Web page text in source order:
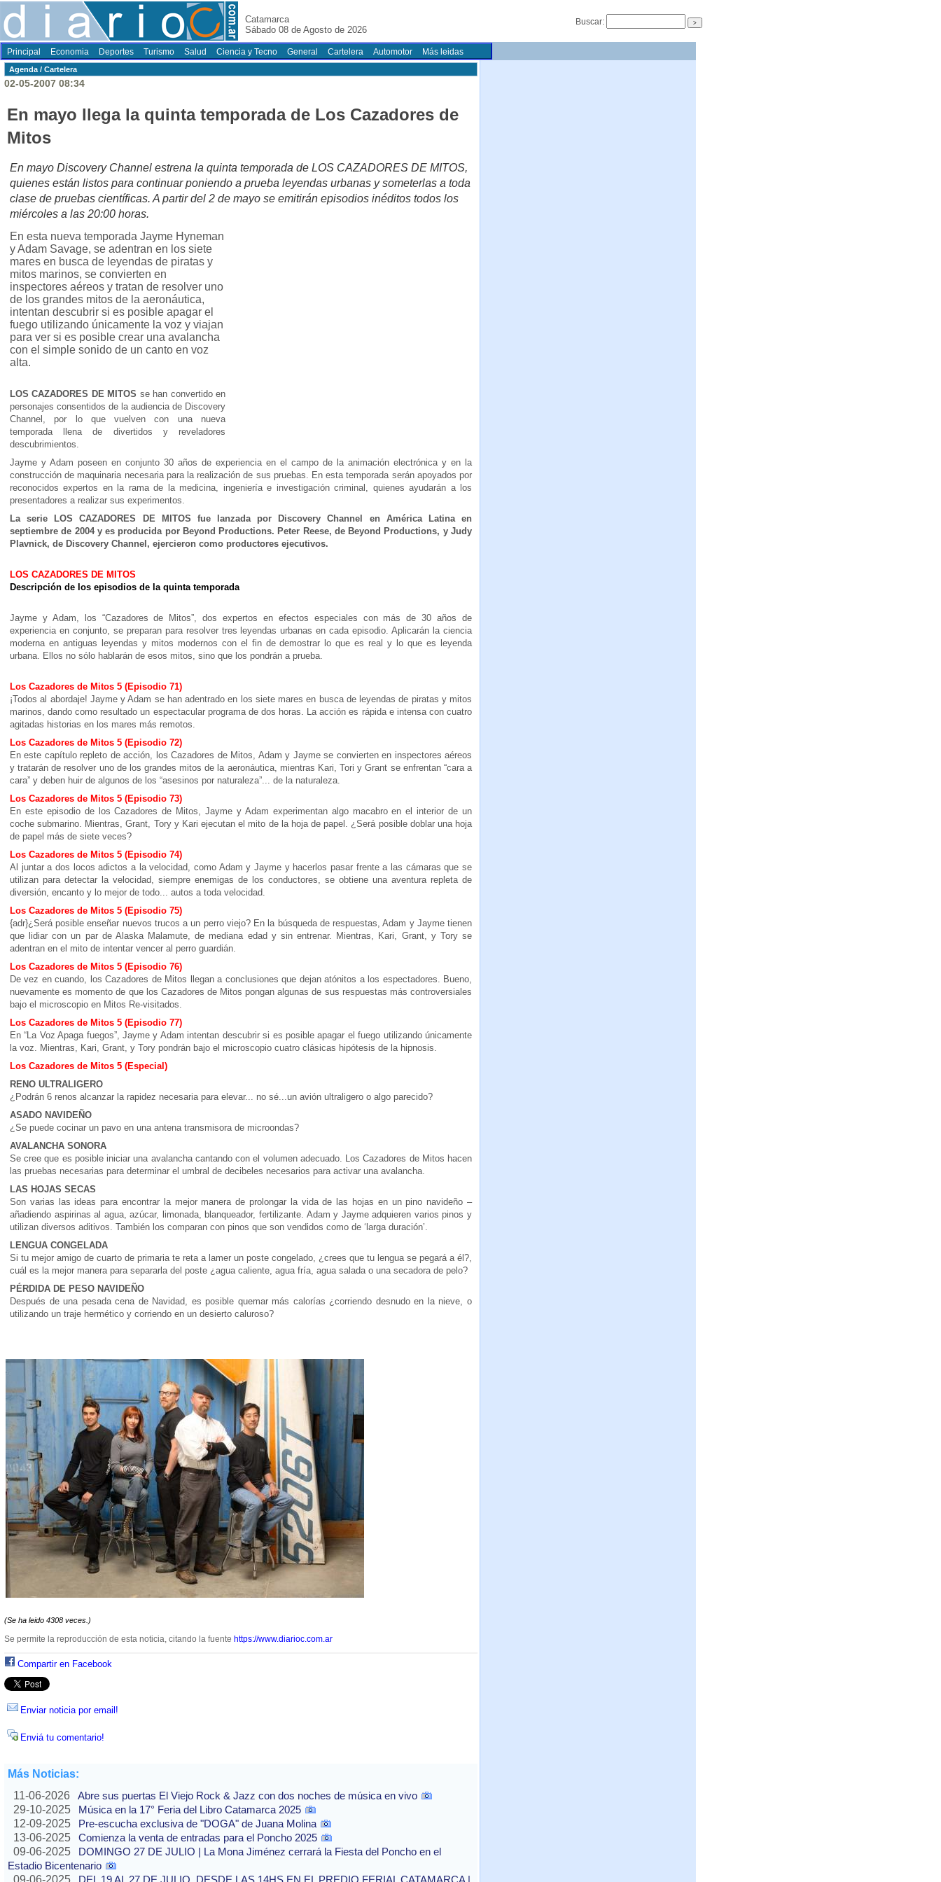
Catamarca
Sábado 08 de Agosto de 2026
Buscar:
Principal Economia Deportes Turismo Salud Ciencia y Tecno General Cartelera Automotor Más leidas
Agenda / Cartelera
02-05-2007 08:34
En mayo llega la quinta temporada de Los Cazadores de
Mitos
En mayo Discovery Channel estrena la quinta temporada de LOS CAZADORES DE MITOS,
quienes están listos para continuar poniendo a prueba leyendas urbanas y someterlas a toda
clase de pruebas científicas. A partir del 2 de mayo se emitirán episodios inéditos todos los
miércoles a las 20:00 horas.
En esta nueva temporada Jayme Hyneman
y Adam Savage, se adentran en los siete
mares en busca de leyendas de piratas y
mitos marinos, se convierten en
inspectores aéreos y tratan de resolver uno
de los grandes mitos de la aeronáutica,
intentan descubrir si es posible apagar el
fuego utilizando únicamente la voz y viajan
para ver si es posible crear una avalancha
con el simple sonido de un canto en voz
alta.
LOS CAZADORES DE MITOS se han convertido en
personajes consentidos de la audiencia de Discovery
Channel, por lo que vuelven con una nueva
temporada llena de divertidos y reveladores
descubrimientos.
Jayme y Adam poseen en conjunto 30 años de experiencia en el campo de la animación electrónica y en la
construcción de maquinaria necesaria para la realización de sus pruebas. En esta temporada serán apoyados por
reconocidos expertos en la rama de la medicina, ingeniería e investigación criminal, quienes ayudarán a los
presentadores a realizar sus experimentos.
La serie LOS CAZADORES DE MITOS fue lanzada por Discovery Channel en América Latina en
septiembre de 2004 y es producida por Beyond Productions. Peter Reese, de Beyond Productions, y Judy
Plavnick, de Discovery Channel, ejercieron como productores ejecutivos.
LOS CAZADORES DE MITOS
Descripción de los episodios de la quinta temporada
Jayme y Adam, los “Cazadores de Mitos”, dos expertos en efectos especiales con más de 30 años de
experiencia en conjunto, se preparan para resolver tres leyendas urbanas en cada episodio. Aplicarán la ciencia
moderna en antiguas leyendas y mitos modernos con el fin de demostrar lo que es real y lo que es leyenda
urbana. Ellos no sólo hablarán de esos mitos, sino que los pondrán a prueba.
Los Cazadores de Mitos 5 (Episodio 71)
¡Todos al abordaje! Jayme y Adam se han adentrado en los siete mares en busca de leyendas de piratas y mitos
marinos, dando como resultado un espectacular programa de dos horas. La acción es rápida e intensa con cuatro
agitadas historias en los mares más remotos.
Los Cazadores de Mitos 5 (Episodio 72)
En este capítulo repleto de acción, los Cazadores de Mitos, Adam y Jayme se convierten en inspectores aéreos
y tratarán de resolver uno de los grandes mitos de la aeronáutica, mientras Kari, Tori y Grant se enfrentan “cara a
cara” y deben huir de algunos de los “asesinos por naturaleza”... de la naturaleza.
Los Cazadores de Mitos 5 (Episodio 73)
En este episodio de los Cazadores de Mitos, Jayme y Adam experimentan algo macabro en el interior de un
coche submarino. Mientras, Grant, Tory y Kari ejecutan el mito de la hoja de papel. ¿Será posible doblar una hoja
de papel más de siete veces?
Los Cazadores de Mitos 5 (Episodio 74)
Al juntar a dos locos adictos a la velocidad, como Adam y Jayme y hacerlos pasar frente a las cámaras que se
utilizan para detectar la velocidad, siempre enemigas de los conductores, se obtiene una aventura repleta de
diversión, encanto y lo mejor de todo... autos a toda velocidad.
Los Cazadores de Mitos 5 (Episodio 75)
{adr}¿Será posible enseñar nuevos trucos a un perro viejo? En la búsqueda de respuestas, Adam y Jayme tienen
que lidiar con un par de Alaska Malamute, de mediana edad y sin entrenar. Mientras, Kari, Grant, y Tory se
adentran en el mito de intentar vencer al perro guardián.
Los Cazadores de Mitos 5 (Episodio 76)
De vez en cuando, los Cazadores de Mitos llegan a conclusiones que dejan atónitos a los espectadores. Bueno,
nuevamente es momento de que los Cazadores de Mitos pongan algunas de sus respuestas más controversiales
bajo el microscopio en Mitos Re-visitados.
Los Cazadores de Mitos 5 (Episodio 77)
En “La Voz Apaga fuegos”, Jayme y Adam intentan descubrir si es posible apagar el fuego utilizando únicamente
la voz. Mientras, Kari, Grant, y Tory pondrán bajo el microscopio cuatro clásicas hipótesis de la hipnosis.
Los Cazadores de Mitos 5 (Especial)
RENO ULTRALIGERO
¿Podrán 6 renos alcanzar la rapidez necesaria para elevar... no sé...un avión ultraligero o algo parecido?
ASADO NAVIDEÑO
¿Se puede cocinar un pavo en una antena transmisora de microondas?
AVALANCHA SONORA
Se cree que es posible iniciar una avalancha cantando con el volumen adecuado. Los Cazadores de Mitos hacen
las pruebas necesarias para determinar el umbral de decibeles necesarios para activar una avalancha.
LAS HOJAS SECAS
Son varias las ideas para encontrar la mejor manera de prolongar la vida de las hojas en un pino navideño –
añadiendo aspirinas al agua, azúcar, limonada, blanqueador, fertilizante. Adam y Jayme adquieren varios pinos y
utilizan diversos aditivos. También los comparan con pinos que son vendidos como de ‘larga duración’.
LENGUA CONGELADA
Si tu mejor amigo de cuarto de primaria te reta a lamer un poste congelado, ¿crees que tu lengua se pegará a él?,
cuál es la mejor manera para separarla del poste ¿agua caliente, agua fría, agua salada o una secadora de pelo?
PÉRDIDA DE PESO NAVIDEÑO
Después de una pesada cena de Navidad, es posible quemar más calorías ¿corriendo desnudo en la nieve, o
utilizando un traje hermético y corriendo en un desierto caluroso?
(Se ha leido 4308 veces.)
Se permite la reproducción de esta noticia, citando la fuente https://www.diarioc.com.ar
Compartir en Facebook
Enviar noticia por email!
Enviá tu comentario!
Más Noticias:
11-06-2026
Abre sus puertas El Viejo Rock & Jazz con dos noches de música en vivo
29-10-2025
Música en la 17° Feria del Libro Catamarca 2025
12-09-2025
Pre-escucha exclusiva de "DOGA" de Juana Molina
13-06-2025
Comienza la venta de entradas para el Poncho 2025
09-06-2025
DOMINGO 27 DE JULIO | La Mona Jiménez cerrará la Fiesta del Poncho en el
Estadio Bicentenario